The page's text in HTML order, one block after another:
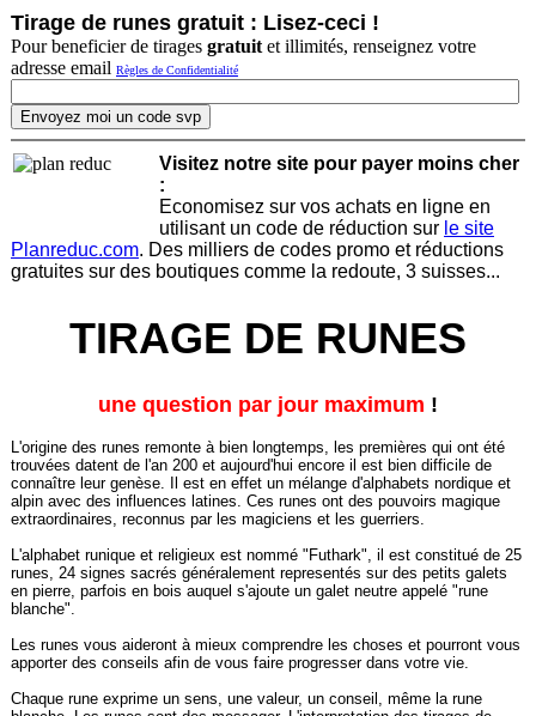
Tirage de runes gratuit : Lisez-ceci !
Pour beneficier de tirages gratuit et illimités, renseignez votre
adresse email Règles de Confidentialité
Visitez notre site pour payer moins cher
:
Economisez sur vos achats en ligne en
utilisant un code de réduction sur le site
Planreduc.com. Des milliers de codes promo et réductions
gratuites sur des boutiques comme la redoute, 3 suisses...
TIRAGE DE RUNES
une question par jour maximum !
L'origine des runes remonte à bien longtemps, les premières qui ont été
trouvées datent de l'an 200 et aujourd'hui encore il est bien difficile de
connaître leur genèse. Il est en effet un mélange d'alphabets nordique et
alpin avec des influences latines. Ces runes ont des pouvoirs magique
extraordinaires, reconnus par les magiciens et les guerriers.
L'alphabet runique et religieux est nommé "Futhark", il est constitué de 25
runes, 24 signes sacrés généralement representés sur des petits galets
en pierre, parfois en bois auquel s'ajoute un galet neutre appelé "rune
blanche".
Les runes vous aideront à mieux comprendre les choses et pourront vous
apporter des conseils afin de vous faire progresser dans votre vie.
Chaque rune exprime un sens, une valeur, un conseil, même la rune